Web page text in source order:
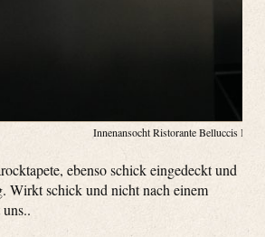
Innenansocht Ristorante Belluccis Ku-
ebenso schick eingedeckt und
Wirkt schick und nicht nach einem